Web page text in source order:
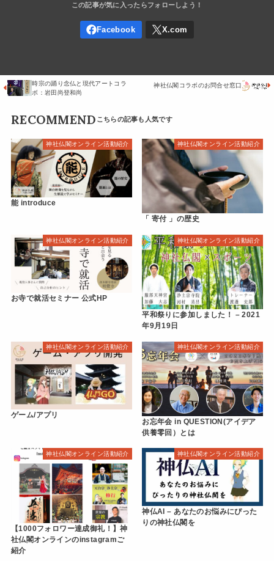
時宗の踊り念仏と現代アートコラ
ボ：岩田尚登和尚
神社仏閣コラボのお問合せ窓口
RECOMMEND
神社仏閣オンライン活動紹介
能 introduce
神社仏閣オンライン活動紹介
「 寄付 」の歴史
神社仏閣オンライン活動紹介
お寺で就活セミナー 公式HP
神社仏閣オンライン活動紹介
平和祭りに参加しました！ – 2021
年9月19日
神社仏閣オンライン活動紹介
ゲーム/アプリ
神社仏閣オンライン活動紹介
お忘年会 in QUESTION(アイデア
供養零回）とは
神社仏閣オンライン活動紹介
【1000フォロワー達成御礼！】神
社仏閣オンラインのinstagramご
紹介
神社仏閣オンライン活動紹介
神仏AI – あなたのお悩みにぴった
りの神社仏閣を